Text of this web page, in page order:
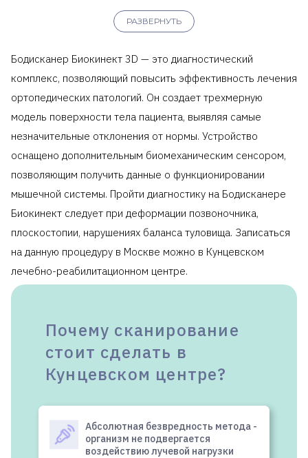
РАЗВЕРНУТЬ
Бодисканер Биокинект 3D — это диагностический
комплекс, позволяющий повысить эффективность лечения
ортопедических патологий. Он создает трехмерную
модель поверхности тела пациента, выявляя самые
незначительные отклонения от нормы. Устройство
оснащено дополнительным биомеханическим сенсором,
позволяющим получить данные о функционировании
мышечной системы. Пройти диагностику на Бодисканере
Биокинект следует при деформации позвоночника,
плоскостопии, нарушениях баланса туловища. Записаться
на данную процедуру в Москве можно в Кунцевском
лечебно-реабилитационном центре.
Почему сканирование
стоит сделать в
Кунцевском центре?
Абсолютная безвредность метода -
организм не подвергается
воздействию лучевой нагрузки